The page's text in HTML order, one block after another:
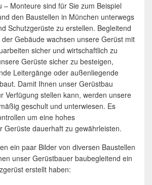
– Monteure sind für Sie zum Beispiel
den Baustellen in München unterwegs
Schutzgerüste zu erstellen. Begleitend
Gebäude wachsen unsere Gerüst mit
sicher und wirtschaftlich zu
Gerüste sicher zu besteigen,
Leitergänge oder außenliegende
Damit Ihnen unser Gerüstbau
Verfügung stellen kann, werden unsere
geschult und unterwiesen. Es
um eine hohes
Gerüste dauerhaft zu gewährleisten.
ein paar Bilder von diversen Baustellen
unser Gerüstbauer baubegleitend ein
erstellt haben: